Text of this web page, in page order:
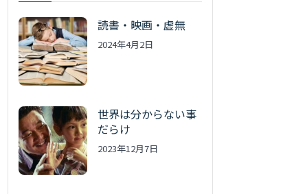
読書・映画・虚無
2024年4月2日
世界は分からない事
だらけ
2023年12月7日